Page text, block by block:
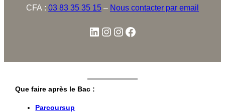
CFA : 03 83 35 35 15 – Nous contacter par email
Que faire après le Bac :
Parcoursup